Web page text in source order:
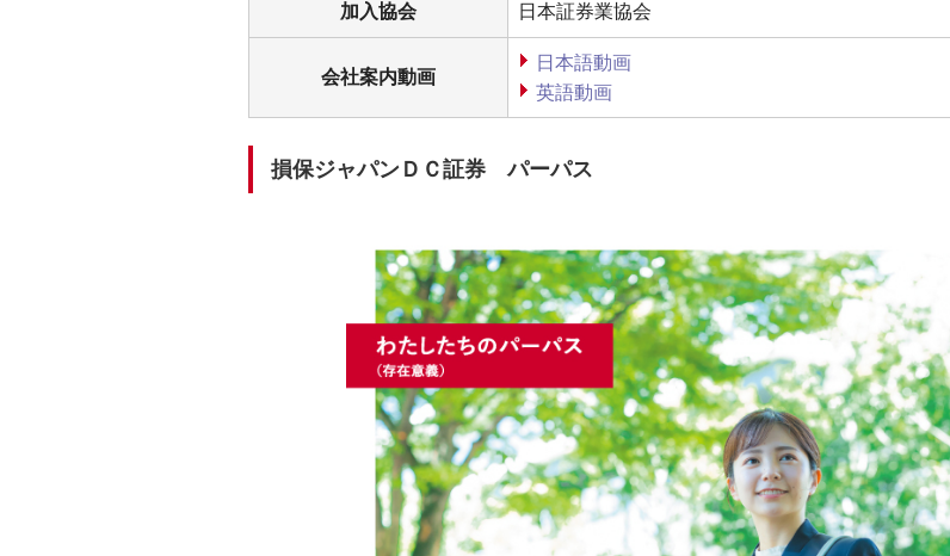
加入協会 日本証券業協会
会社案内動画
日本語動画
英語動画
損保ジャパンＤＣ証券 パーパス